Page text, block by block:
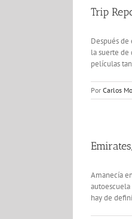
Trip
Después
la suerte de
películas
Por Carlos
Amanecía
hay de